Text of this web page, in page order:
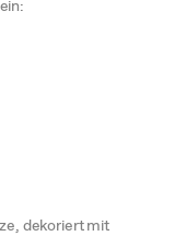
dekoriert mit